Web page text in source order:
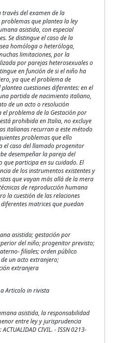
del examen de la
que plantea la ley
asistida, con especial
Se distingue el caso de la
homóloga o heteróloga,
limitaciones, por la
por parejas heterosexuales o
en función de si el niño ha
ya que el problema de
cuestiones diferentes: en el
partida de nacimiento italiano,
de un acto o resolución
el problema de la Gestación por
prohibida en Italia, no excluye
italianas recurran a este método
problemas que ello
el caso del llamado progenitor
desempeñar la pareja del
participa en su cuidado. El
de los instrumentos existentes y
que vayan más allá de la mera
de reproducción humana
la cuestión de las relaciones
matrices que puedan
asistida; gestación por
del niño; progenitor previsto;
filiales; orden público
un acto extranjero;
extranjera
Articolo in rivista
asistida, la responsabilidad
entre ley y jurisprudencia
CIVIL. - ISSN 0213-